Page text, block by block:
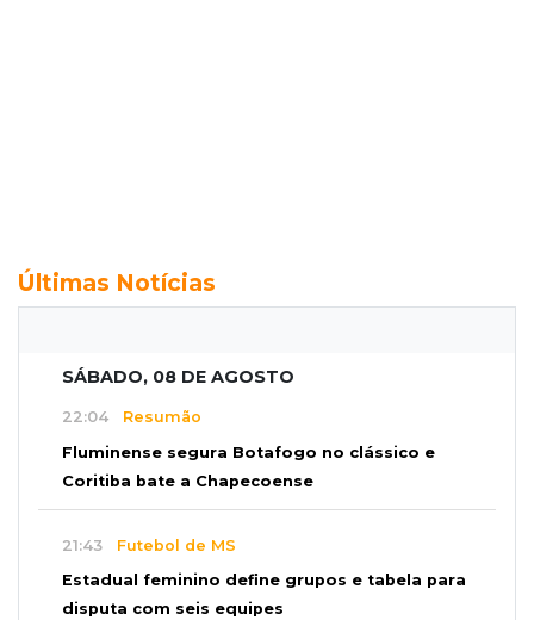
Últimas Notícias
SÁBADO, 08 DE AGOSTO
22:04 Resumão
Fluminense segura Botafogo no clássico e
Coritiba bate a Chapecoense
21:43 Futebol de MS
Estadual feminino define grupos e tabela para
disputa com seis equipes